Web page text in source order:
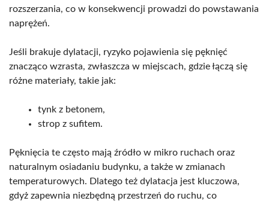
rozszerzania, co w konsekwencji prowadzi do powstawania
naprężeń.
Jeśli brakuje dylatacji, ryzyko pojawienia się pęknięć
znacząco wzrasta, zwłaszcza w miejscach, gdzie łączą się
różne materiały, takie jak:
tynk z betonem,
strop z sufitem.
Pęknięcia te często mają źródło w mikro ruchach oraz
naturalnym osiadaniu budynku, a także w zmianach
temperaturowych. Dlatego też dylatacja jest kluczowa,
gdyż zapewnia niezbędną przestrzeń do ruchu, co